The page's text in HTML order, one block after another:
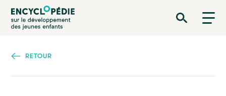
Aller
contenu
Encyclopédie sur le développement des jeunes enfants
RETOUR